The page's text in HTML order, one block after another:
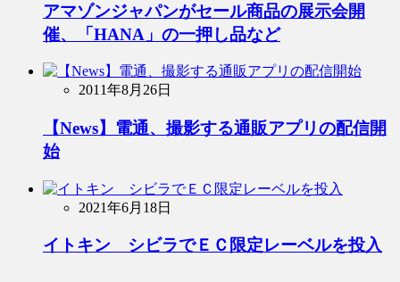
アマゾンジャパンがセール商品の展示会開
催、「HANA」の一押し品など
2011年8月26日
【News】電通、撮影する通販アプリの配信開
始
2021年6月18日
イトキン シビラでＥＣ限定レーベルを投入